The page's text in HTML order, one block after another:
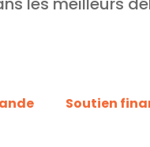
Soutien